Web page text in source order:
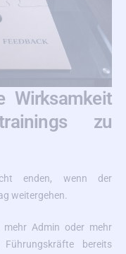
Wirksamkeit
zu
enden, wenn der
weitergehen.
Admin oder mehr
bereits